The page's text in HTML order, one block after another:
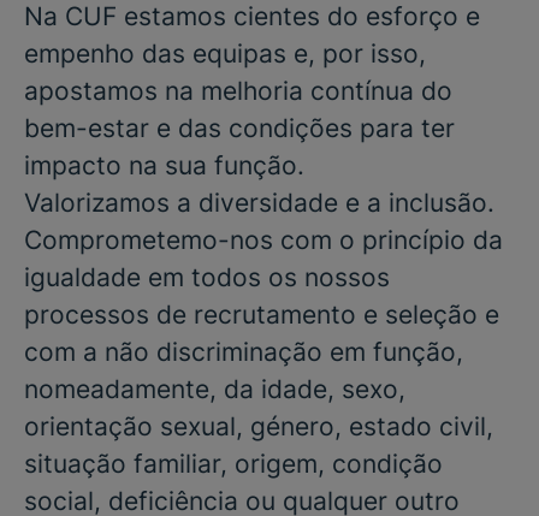
Na CUF estamos cientes do esforço e
empenho das equipas e, por isso,
apostamos na melhoria contínua do
bem-estar e das condições para ter
impacto na sua função.
Valorizamos a diversidade e a inclusão.
Comprometemo-nos com o princípio da
igualdade em todos os nossos
processos de recrutamento e seleção e
com a não discriminação em função,
nomeadamente, da idade, sexo,
orientação sexual, género, estado civil,
situação familiar, origem, condição
social, deficiência ou qualquer outro